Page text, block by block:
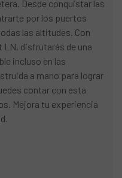
Desde conquistar las
por los puertos
las altitudes. Con
disfrutarás de una
incluso en las
a mano para lograr
contar con esta
Mejora tu experiencia